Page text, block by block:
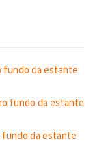
fundo da estante
fundo da estante
fundo da estante